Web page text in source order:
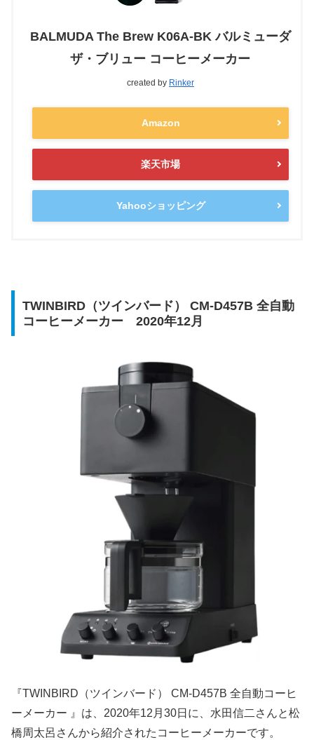
BALMUDA The Brew K06A-BK バルミューダ
ザ・ブリュー コーヒーメーカー
created by Rinker
Amazon
楽天市場
Yahooショッピング
TWINBIRD（ツインバード） CM-D457B 全自動
コーヒーメーカー 2020年12月
『TWINBIRD（ツインバード） CM-D457B 全自動コーヒ
ーメーカー 』は、2020年12月30日に、水田信二さんと松
橋周太呂さんから紹介されたコーヒーメーカーです。